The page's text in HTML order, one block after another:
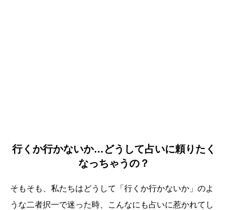
行くか行かないか…どうして占いに頼りたく
なっちゃうの？
そもそも、私たちはどうして「行くか行かないか」のよ
うな二者択一で迷った時、こんなにも占いに惹かれてし